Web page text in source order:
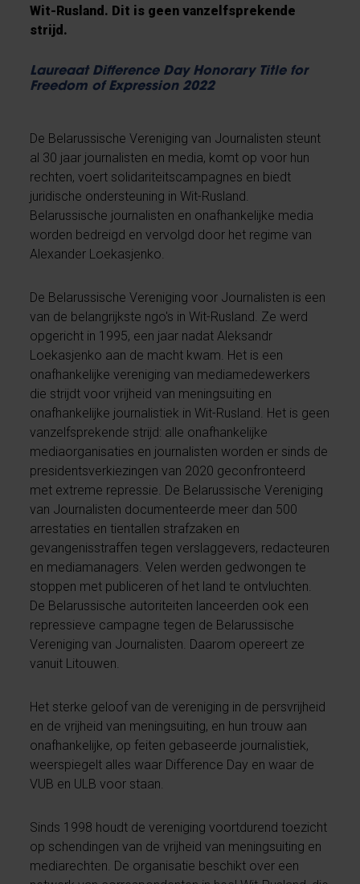
Wit-Rusland. Dit is geen vanzelfsprekende
strijd.
Laureaat Difference Day Honorary Title for
Freedom of Expression 2022
De Belarussische Vereniging van Journalisten steunt
al 30 jaar journalisten en media, komt op voor hun
rechten, voert solidariteitscampagnes en biedt
juridische ondersteuning in Wit-Rusland.
Belarussische journalisten en onafhankelijke media
worden bedreigd en vervolgd door het regime van
Alexander Loekasjenko.
De Belarussische Vereniging voor Journalisten is een
van de belangrijkste ngo's in Wit-Rusland. Ze werd
opgericht in 1995, een jaar nadat Aleksandr
Loekasjenko aan de macht kwam. Het is een
onafhankelijke vereniging van mediamedewerkers
die strijdt voor vrijheid van meningsuiting en
onafhankelijke journalistiek in Wit-Rusland. Het is geen
vanzelfsprekende strijd: alle onafhankelijke
mediaorganisaties en journalisten worden er sinds de
presidentsverkiezingen van 2020 geconfronteerd
met extreme repressie. De Belarussische Vereniging
van Journalisten documenteerde meer dan 500
arrestaties en tientallen strafzaken en
gevangenisstraffen tegen verslaggevers, redacteuren
en mediamanagers. Velen werden gedwongen te
stoppen met publiceren of het land te ontvluchten.
De Belarussische autoriteiten lanceerden ook een
repressieve campagne tegen de Belarussische
Vereniging van Journalisten. Daarom opereert ze
vanuit Litouwen.
Het sterke geloof van de vereniging in de persvrijheid
en de vrijheid van meningsuiting, en hun trouw aan
onafhankelijke, op feiten gebaseerde journalistiek,
weerspiegelt alles waar Difference Day en waar de
VUB en ULB voor staan.
Sinds 1998 houdt de vereniging voortdurend toezicht
op schendingen van de vrijheid van meningsuiting en
mediarechten. De organisatie beschikt over een